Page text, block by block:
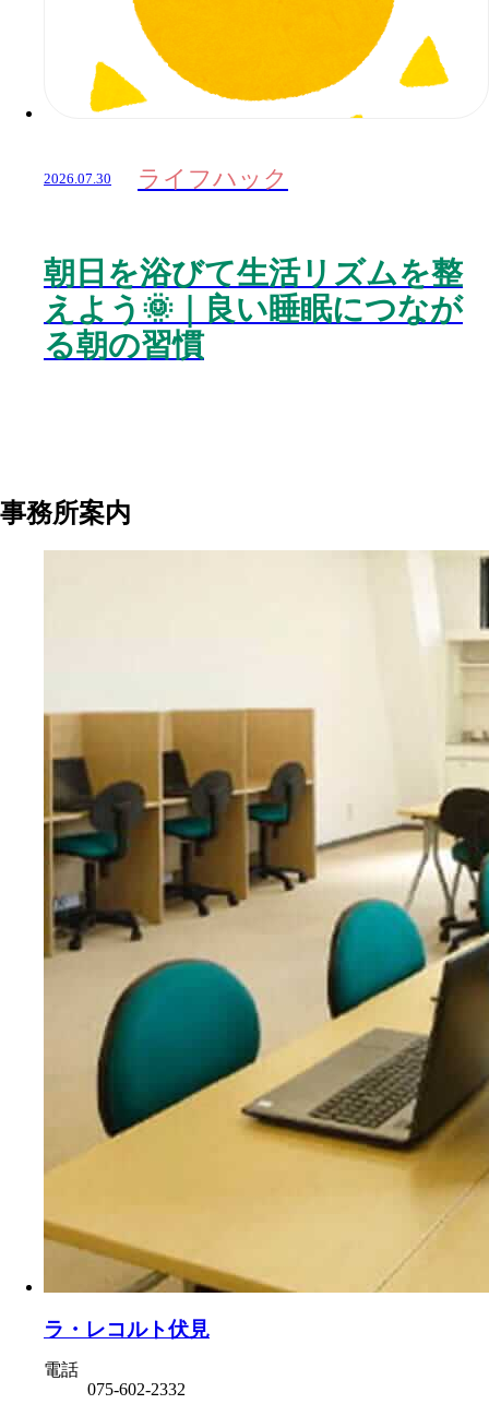
2026.07.30 ライフハック
朝日を浴びて生活リズムを整
えよう🌞｜良い睡眠につなが
る朝の習慣
事務所案内
ラ・レコルト伏見
電話
075-602-2332